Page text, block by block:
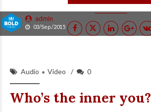
admin
03/Sep./2015
Audio Video 0
Who’s the inner you?